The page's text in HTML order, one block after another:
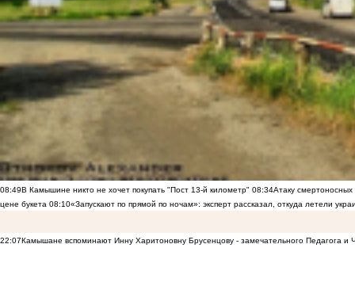
08:49В Камышине никто не хочет покупать "Пост 13-й километр" 08:34Атаку
цене букета 08:10«Запускают по прямой по ночам»: эксперт рассказал, откуда летели
22:07Камышане вспоминают Инну Харитоновну Брусенцову - замечательного Педагога и